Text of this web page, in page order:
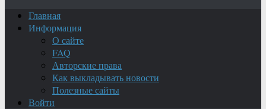
Главная
Информация
О сайте
FAQ
Авторские права
Как выкладывать новости
Полезные сайты
Войти